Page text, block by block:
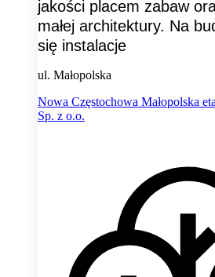
jakości placem zabaw
małej architektury. Na
się instalacje
ul. Małopolska
Nowa Częstochowa Małopolska
Sp. z o.o.